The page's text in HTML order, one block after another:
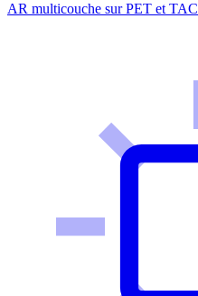
AR multicouche sur PET et TAC